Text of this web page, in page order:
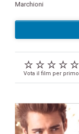
Marchioni
Vota il film per primo